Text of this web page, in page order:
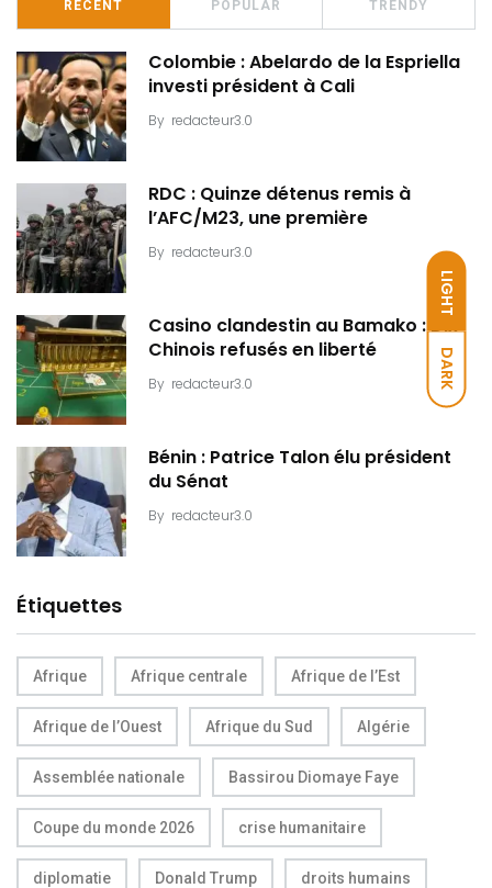
LIGHT
DARK
RECENT POPULAR TRENDY
Colombie : Abelardo de la Espriella
investi président à Cali
By redacteur3.0
RDC : Quinze détenus remis à
l’AFC/M23, une première
By redacteur3.0
Casino clandestin au Bamako : Dix
Chinois refusés en liberté
By redacteur3.0
Bénin : Patrice Talon élu président
du Sénat
By redacteur3.0
Étiquettes
Afrique Afrique centrale Afrique de l’Est
Afrique de l’Ouest Afrique du Sud Algérie
Assemblée nationale Bassirou Diomaye Faye
Coupe du monde 2026 crise humanitaire
diplomatie Donald Trump droits humains